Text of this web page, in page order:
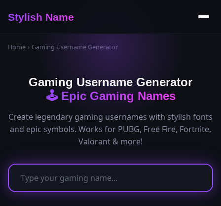
Stylish Name
Home › Gaming Username Generator
Gaming Username Generator
🕹️ Epic Gaming Names
Create legendary gaming usernames with stylish fonts
and epic symbols. Works for PUBG, Free Fire, Fortnite,
Valorant & more!